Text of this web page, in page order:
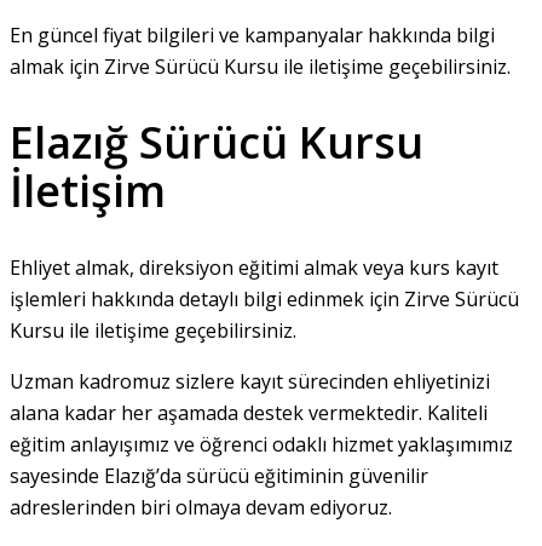
En güncel fiyat bilgileri ve kampanyalar hakkında bilgi
almak için Zirve Sürücü Kursu ile iletişime geçebilirsiniz.
Elazığ Sürücü Kursu
İletişim
Ehliyet almak, direksiyon eğitimi almak veya kurs kayıt
işlemleri hakkında detaylı bilgi edinmek için Zirve Sürücü
Kursu ile iletişime geçebilirsiniz.
Uzman kadromuz sizlere kayıt sürecinden ehliyetinizi
alana kadar her aşamada destek vermektedir. Kaliteli
eğitim anlayışımız ve öğrenci odaklı hizmet yaklaşımımız
sayesinde Elazığ’da sürücü eğitiminin güvenilir
adreslerinden biri olmaya devam ediyoruz.